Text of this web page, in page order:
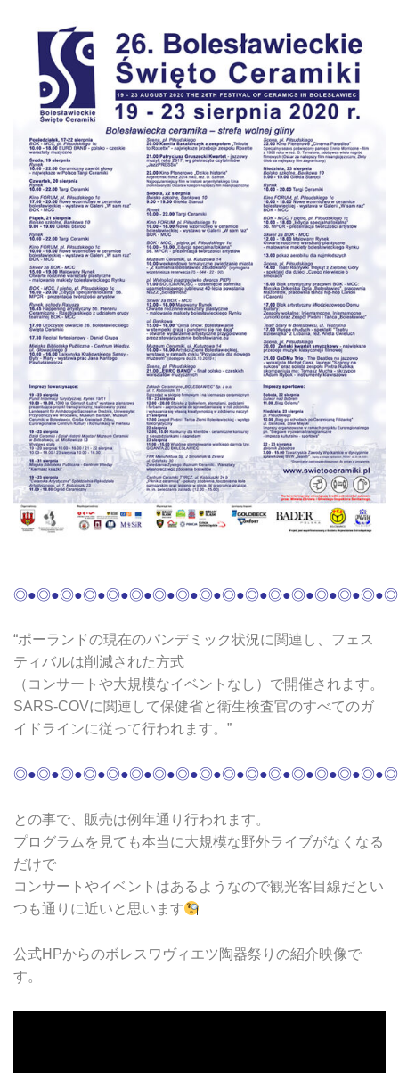
◎●◎●◎●◎●◎●◎●◎●◎●◎●◎●◎●◎●◎●◎●◎●◎
“ポーランドの現在のパンデミック状況に関連し、フェス
ティバルは削減された方式
（コンサートや大規模なイベントなし）で開催されます。
SARS-COVに関連して保健省と衛生検査官のすべてのガ
イドラインに従って行われます。”
◎●◎●◎●◎●◎●◎●◎●◎●◎●◎●◎●◎●◎●◎●◎●◎
との事で、販売は例年通り行われます。
プログラムを見ても本当に大規模な野外ライブがなくなる
だけで
コンサートやイベントはあるようなので観光客目線だとい
つも通りに近いと思います
公式HPからのボレスワヴィエツ陶器祭りの紹介映像で
す。